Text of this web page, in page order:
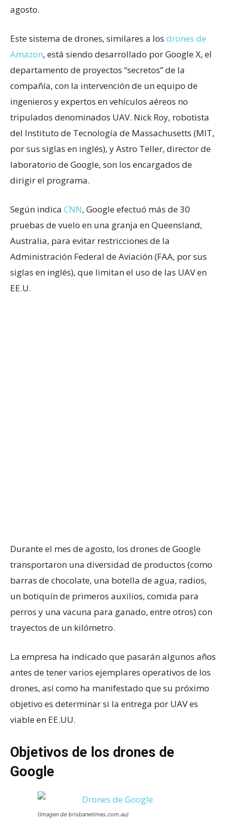
agosto.
Este sistema de drones, similares a los drones de
Amazon, está siendo desarrollado por Google X, el
departamento de proyectos “secretos” de la
compañía, con la intervención de un equipo de
ingenieros y expertos en vehículos aéreos no
tripulados denominados UAV. Nick Roy, robotista
del Instituto de Tecnología de Massachusetts (MIT,
por sus siglas en inglés), y Astro Teller, director de
laboratorio de Google, son los encargados de
dirigir el programa.
Según indica CNN, Google efectuó más de 30
pruebas de vuelo en una granja en Queensland,
Australia, para evitar restricciones de la
Administración Federal de Aviación (FAA, por sus
siglas en inglés), que limitan el uso de las UAV en
EE.U.
Durante el mes de agosto, los drones de Google
transportaron una diversidad de productos (como
barras de chocolate, una botella de agua, radios,
un botiquín de primeros auxilios, comida para
perros y una vacuna para ganado, entre otros) con
trayectos de un kilómetro.
La empresa ha indicado que pasarán algunos años
antes de tener varios ejemplares operativos de los
drones, así como ha manifestado que su próximo
objetivo es determinar si la entrega por UAV es
viable en EE.UU.
Objetivos de los drones de
Google
(Imagen de brisbanetimes.com.au)